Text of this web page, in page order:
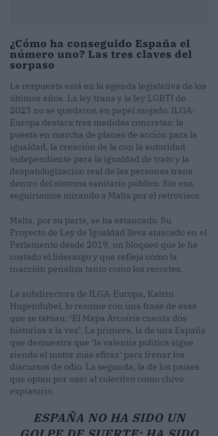
¿Cómo ha conseguido España el
número uno? Las tres claves del
sorpaso
La respuesta está en la agenda legislativa de los
últimos años. La ley trans y la ley LGBTI de
2023 no se quedaron en papel mojado. ILGA-
Europa destaca tres medidas concretas: la
puesta en marcha de planes de acción para la
igualdad, la creación de la con la autoridad
independiente para la igualdad de trato y la
despatologización real de las personas trans
dentro del sistema sanitario público. Sin eso,
seguiríamos mirando a Malta por el retrovisor.
Malta, por su parte, se ha estancado. Su
Proyecto de Ley de Igualdad lleva atascado en el
Parlamento desde 2019, un bloqueo que le ha
costado el liderazgo y que refleja cómo la
inacción penaliza tanto como los recortes.
La subdirectora de ILGA-Europa, Katrin
Hugendubel, lo resume con una frase de esas
que se tatúan: ‘El Mapa Arcoíris cuenta dos
historias a la vez’. La primera, la de una España
que demuestra que ‘la valentía política sigue
siendo el motor más eficaz’ para frenar los
discursos de odio. La segunda, la de los países
que optan por usar al colectivo como chivo
expiatorio.
ESPAÑA NO HA SIDO UN